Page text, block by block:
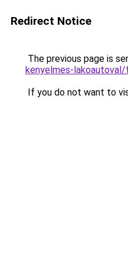
Redirect Notice
The previous page is
kenyelmes-lakoautoval/
If you do not want to